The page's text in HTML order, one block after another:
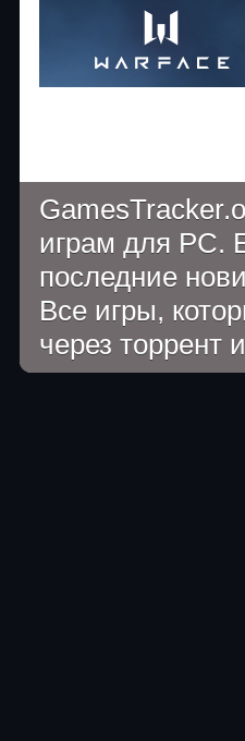
играм для PC.
последние
Все игры,
через торрент